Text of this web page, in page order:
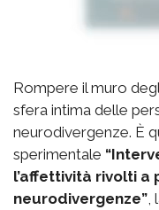
Rompere il muro
sfera intima delle
neurodivergenze. È
sperimentale
l’affettività rivolti a
neurodivergenze”,